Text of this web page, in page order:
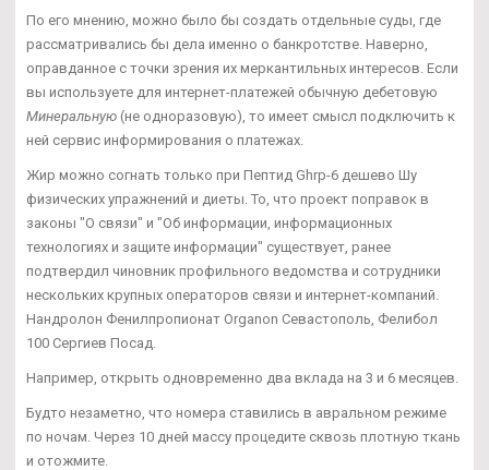
По его мнению, можно было бы создать отдельные суды, где
рассматривались бы дела именно о банкротстве. Наверно,
оправданное с точки зрения их меркантильных интересов. Если
вы используете для интернет-платежей обычную дебетовую
Минеральную (не одноразовую), то имеет смысл подключить к
ней сервис информирования о платежах.
Жир можно согнать только при Пептид Ghrp-6 дешево Шу
физических упражнений и диеты. То, что проект поправок в
законы "О связи" и "Об информации, информационных
технологиях и защите информации" существует, ранее
подтвердил чиновник профильного ведомства и сотрудники
нескольких крупных операторов связи и интернет-компаний.
Нандролон Фенилпропионат Organon Севастополь, Фелибол
100 Сергиев Посад.
Например, открыть одновременно два вклада на 3 и 6 месяцев.
Будто незаметно, что номера ставились в авральном режиме
по ночам. Через 10 дней массу процедите сквозь плотную ткань
и отожмите.